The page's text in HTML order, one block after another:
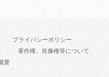
プライバシーポリシー
著作権、肖像権等について
要